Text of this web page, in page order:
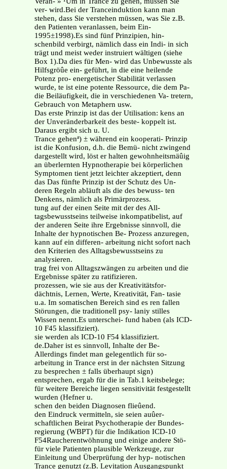
ver- wird.Bei der Tranceinduktion kann man
stehen, dass Sie verstehen müssen, was Sie z.B.
den Patienten veranlassen, beim Ein-
1995±1998).Es sind fünf Prinzipien, hin-
schenbild verbirgt, nämlich dass ein Indi- in sich
trägt und meist weder instruiert wältigen (siehe
Box 1).Da dies für Men- wird das Unbewusste als
Hilfsgröûe ein- geführt, in die eine heilende
Potenz pro- energetischer Stabilität verlassen
wurde, te ist eine potente Ressource, die dem Pa-
die Beiläufigkeit, die in verschiedenen Va- tretern,
Gebrauch von Metaphern usw.
Das erste Prinzip ist das der Utilisation: kens an
der Unveränderbarkeit des beste- koppelt ist.
Daraus ergibt sich u. U.
Trance gehenª) ± während ein kooperati- Prinzip
ist die Konfusion, d.h. die Bemü- nicht zwingend
dargestellt wird, löst er halten gewohnheitsmäûig
an überlernten Hypnotherapie bei körperlichen
Symptomen tient jetzt leichter akzeptiert, denn
das Das fünfte Prinzip ist der Schutz des Un-
deren Regeln abläuft als die des bewuss- ten
Denkens, nämlich als Primärprozess.
tung auf der einen Seite mit der des All-
tagsbewusstseins teilweise inkompatibelist, auf
der anderen Seite ihre Ergebnisse sinnvoll, die
Inhalte der hypnotischen Be- Prozess anzuregen,
kann auf ein differen- arbeitung nicht sofort nach
den Kriterien des Alltagsbewusstseins zu
analysieren.
trag frei von Alltagszwängen zu arbeiten und die
Ergebnisse später zu ratifizieren.
prozessen, wie sie aus der Kreativitätsfor-
dächtnis, Lernen, Werte, Kreativität, Fan- tasie
u.a. Im somatischen Bereich sind es ren fallen
Störungen, die traditionell psy- laniy stilles
Wissen nennt.Es unterschei- fund haben (als ICD-
10 F45 klassifiziert).
sie werden als ICD-10 F54 klassifiziert.
de.Daher ist es sinnvoll, Inhalte der Be-
Allerdings findet man gelegentlich für so-
arbeitung in Trance erst in der nächsten Sitzung
zu besprechen ± falls überhaupt sign)
entsprechen, ergab für die in Tab.1 keitsbelege;
für weitere Bereiche liegen sensitivität festgestellt
wurden (Hefner u.
schen den beiden Diagnosen flieûend.
den Eindruck vermitteln, sie seien auûer-
schaftlichen Beirat Psychotherapie der Bundes-
regierung (WBPT) für die Indikation ICD-10
F54Raucherentwöhnung und einige andere Stö-
für viele Patienten plausible Werkzeuge, zur
Einleitung und Überprüfung der hyp- notischen
Trance genutzt (z.B. Levitation Ausgangspunkt